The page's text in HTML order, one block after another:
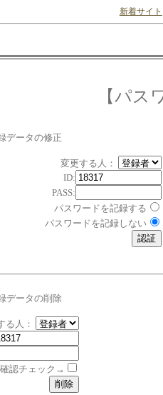
新着サイト
【パス
データの修正
変更する人：
ID:
PASS:
パスワードを記録する
パスワードを記録しない
データの削除
る人：
認チェック→